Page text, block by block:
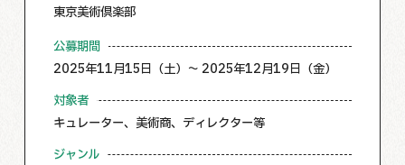
東京美術倶楽部
公募期間
2025年11月15日（土）～ 2025年12月19日（金）
対象者
キュレーター、美術商、ディレクター等
ジャンル